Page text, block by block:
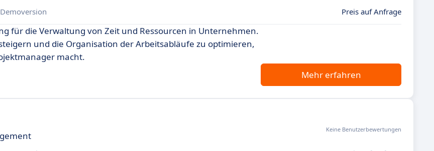
Preis auf Anfrage
für die Verwaltung von Zeit und Ressourcen in Unternehmen.
und die Organisation der Arbeitsabläufe zu optimieren,
macht.
Mehr erfahren
Keine Benutzerbewertungen